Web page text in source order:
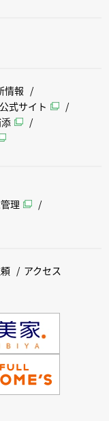
情報
式サイト
理
アクセス